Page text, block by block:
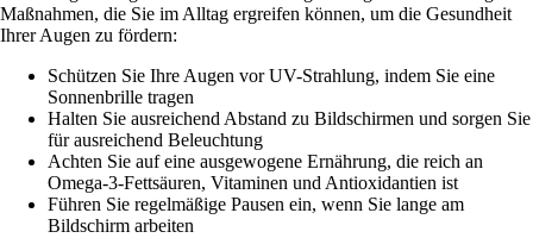
Maßnahmen, die Sie im Alltag ergreifen können, um die Gesundheit
Ihrer Augen zu fördern:
Schützen Sie Ihre Augen vor UV-Strahlung, indem Sie eine
Sonnenbrille tragen
Halten Sie ausreichend Abstand zu Bildschirmen und sorgen Sie
für ausreichend Beleuchtung
Achten Sie auf eine ausgewogene Ernährung, die reich an
Omega-3-Fettsäuren, Vitaminen und Antioxidantien ist
Führen Sie regelmäßige Pausen ein, wenn Sie lange am
Bildschirm arbeiten